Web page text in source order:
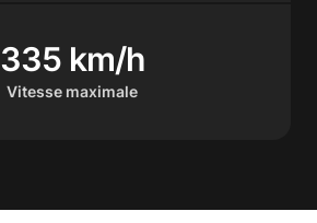
Vitesse maximale
335 km/h